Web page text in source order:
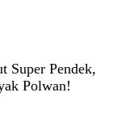
Super Pendek,
Polwan!